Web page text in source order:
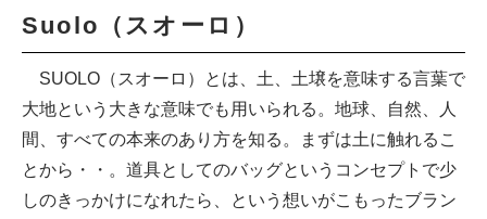
Suolo（スオーロ）
SUOLO（スオーロ）とは、土、土壌を意味する言葉で
大地という大きな意味でも用いられる。地球、自然、人
間、すべての本来のあり方を知る。まずは土に触れるこ
とから・・。道具としてのバッグというコンセプトで少
しのきっかけになれたら、という想いがこもったブラン